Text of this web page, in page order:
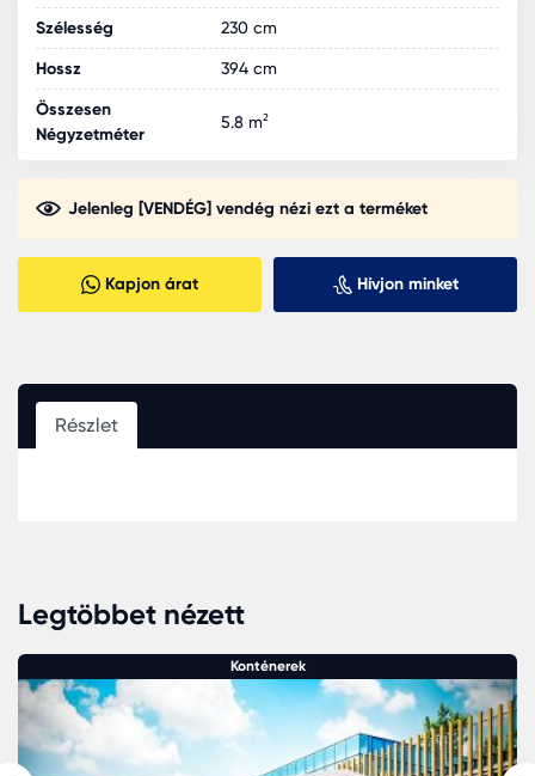
Szélesség 230 cm
Hossz 394 cm
Összesen
Négyzetméter
5.8 m²
Jelenleg [VENDÉG] vendég nézi ezt a terméket
Kapjon árat Hívjon minket
Részlet
Legtöbbet nézett
Konténerek